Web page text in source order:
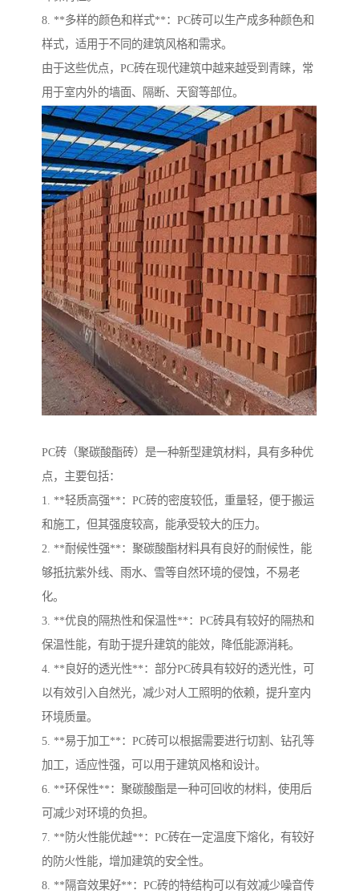
8. **多样的颜色和样式**：PC砖可以生产成多种颜色和
样式，适用于不同的建筑风格和需求。
由于这些优点，PC砖在现代建筑中越来越受到青睐，常
用于室内外的墙面、隔断、天窗等部位。
PC砖（聚碳酸酯砖）是一种新型建筑材料，具有多种优
点，主要包括：
1. **轻质高强**：PC砖的密度较低，重量轻，便于搬运
和施工，但其强度较高，能承受较大的压力。
2. **耐候性强**：聚碳酸酯材料具有良好的耐候性，能
够抵抗紫外线、雨水、雪等自然环境的侵蚀，不易老
化。
3. **优良的隔热性和保温性**：PC砖具有较好的隔热和
保温性能，有助于提升建筑的能效，降低能源消耗。
4. **良好的透光性**：部分PC砖具有较好的透光性，可
以有效引入自然光，减少对人工照明的依赖，提升室内
环境质量。
5. **易于加工**：PC砖可以根据需要进行切割、钻孔等
加工，适应性强，可以用于建筑风格和设计。
6. **环保性**：聚碳酸酯是一种可回收的材料，使用后
可减少对环境的负担。
7. **防火性能优越**：PC砖在一定温度下熔化，有较好
的防火性能，增加建筑的安全性。
8. **隔音效果好**：PC砖的特结构可以有效减少噪音传